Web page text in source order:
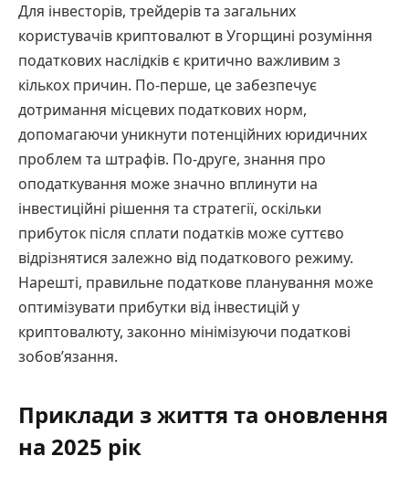
Для інвесторів, трейдерів та загальних
користувачів криптовалют в Угорщині розуміння
податкових наслідків є критично важливим з
кількох причин. По-перше, це забезпечує
дотримання місцевих податкових норм,
допомагаючи уникнути потенційних юридичних
проблем та штрафів. По-друге, знання про
оподаткування може значно вплинути на
інвестиційні рішення та стратегії, оскільки
прибуток після сплати податків може суттєво
відрізнятися залежно від податкового режиму.
Нарешті, правильне податкове планування може
оптимізувати прибутки від інвестицій у
криптовалюту, законно мінімізуючи податкові
зобов’язання.
Приклади з життя та оновлення
на 2025 рік